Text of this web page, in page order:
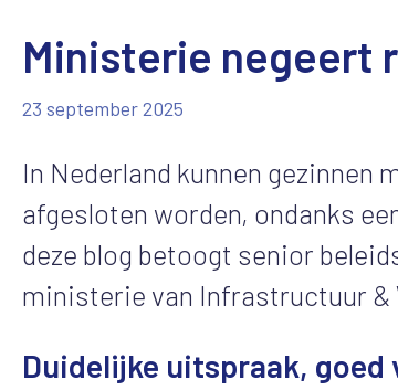
Ministerie negeert
23 september 2025
In Nederland kunnen gezinnen
afgesloten worden, ondanks
deze blog betoogt senior
ministerie van Infrastructuur
Duidelijke uitspraak, goed